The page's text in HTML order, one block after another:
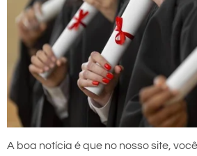
A boa notícia é que no nosso site,